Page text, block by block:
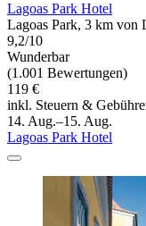
Lagoas Park Hotel
Lagoas Park, 3 km von
9,2/10
Wunderbar
(1.001 Bewertungen)
119 €
inkl. Steuern &
14. Aug.–15. Aug.
Lagoas Park Hotel